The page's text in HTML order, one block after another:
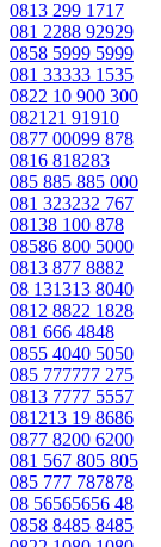
0813 299 1717
081 2288 92929
0858 5999 5999
081 33333 1535
0822 10 900 300
082121 91910
0877 00099 878
0816 818283
085 885 885 000
081 323232 767
08138 100 878
08586 800 5000
0813 877 8882
08 131313 8040
0812 8822 1828
081 666 4848
0855 4040 5050
085 777777 275
0813 7777 5557
081213 19 8686
0877 8200 6200
081 567 805 805
085 777 787878
08 56565656 48
0858 8485 8485